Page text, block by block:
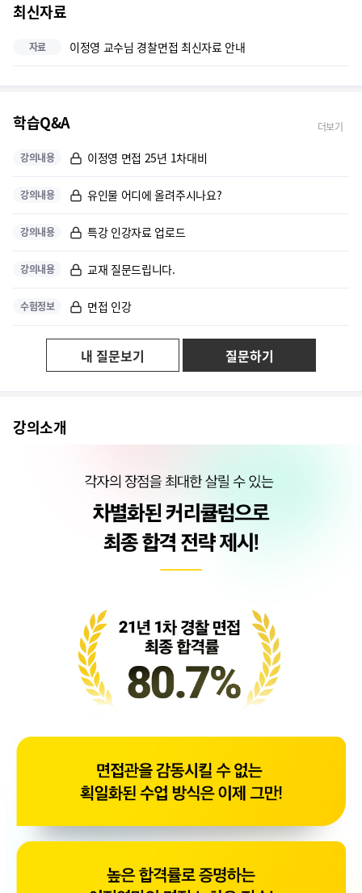
최신자료
자료 이정영 교수님 경찰면접 최신자료 안내
학습Q&A 더보기
강의내용 이정영 면접 25년 1차대비
강의내용 유인물 어디에 올려주시나요?
강의내용 특강 인강자료 업로드
강의내용 교재 질문드립니다.
수험정보 면접 인강
내 질문보기 질문하기
강의소개